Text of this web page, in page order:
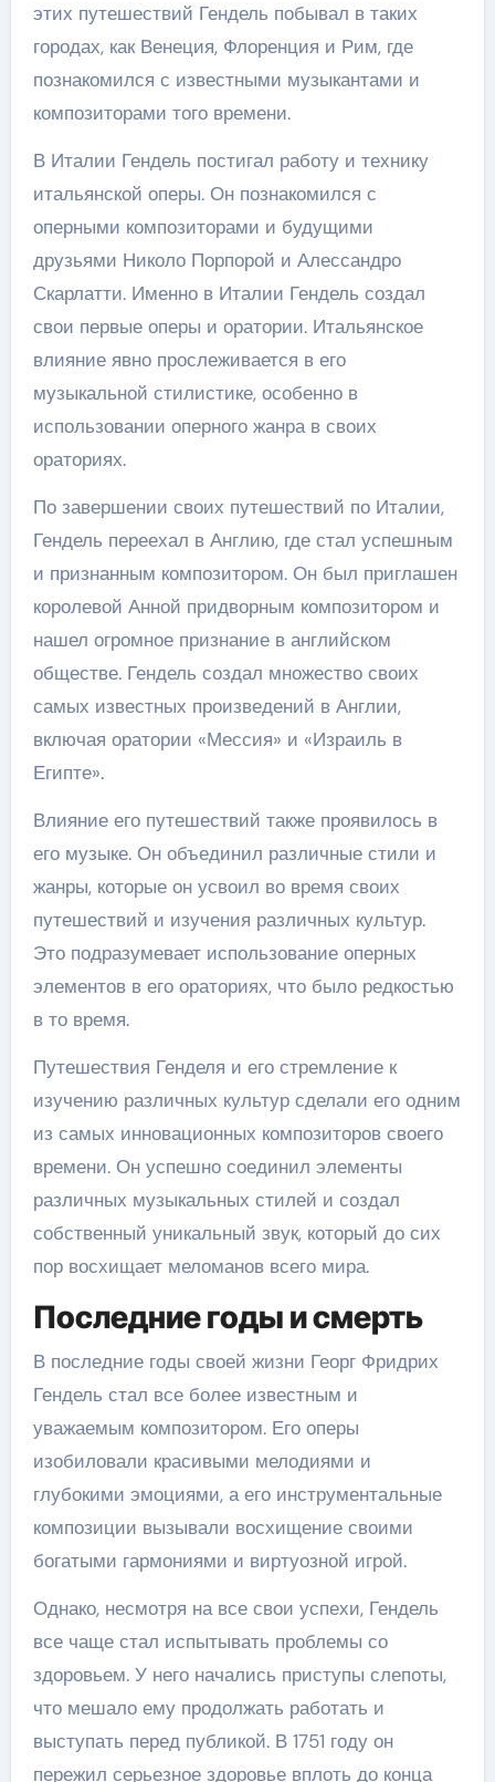
этих путешествий Гендель побывал в таких
городах, как Венеция, Флоренция и Рим, где
познакомился с известными музыкантами и
композиторами того времени.
В Италии Гендель постигал работу и технику
итальянской оперы. Он познакомился с
оперными композиторами и будущими
друзьями Николо Порпорой и Алессандро
Скарлатти. Именно в Италии Гендель создал
свои первые оперы и оратории. Итальянское
влияние явно прослеживается в его
музыкальной стилистике, особенно в
использовании оперного жанра в своих
ораториях.
По завершении своих путешествий по Италии,
Гендель переехал в Англию, где стал успешным
и признанным композитором. Он был приглашен
королевой Анной придворным композитором и
нашел огромное признание в английском
обществе. Гендель создал множество своих
самых известных произведений в Англии,
включая оратории «Мессия» и «Израиль в
Египте».
Влияние его путешествий также проявилось в
его музыке. Он объединил различные стили и
жанры, которые он усвоил во время своих
путешествий и изучения различных культур.
Это подразумевает использование оперных
элементов в его ораториях, что было редкостью
в то время.
Путешествия Генделя и его стремление к
изучению различных культур сделали его одним
из самых инновационных композиторов своего
времени. Он успешно соединил элементы
различных музыкальных стилей и создал
собственный уникальный звук, который до сих
пор восхищает меломанов всего мира.
Последние годы и смерть
В последние годы своей жизни Георг Фридрих
Гендель стал все более известным и
уважаемым композитором. Его оперы
изобиловали красивыми мелодиями и
глубокими эмоциями, а его инструментальные
композиции вызывали восхищение своими
богатыми гармониями и виртуозной игрой.
Однако, несмотря на все свои успехи, Гендель
все чаще стал испытывать проблемы со
здоровьем. У него начались приступы слепоты,
что мешало ему продолжать работать и
выступать перед публикой. В 1751 году он
пережил серьезное здоровье вплоть до конца